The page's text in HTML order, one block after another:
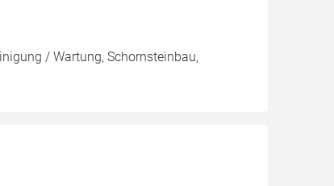
/ Wartung, Schornsteinbau,